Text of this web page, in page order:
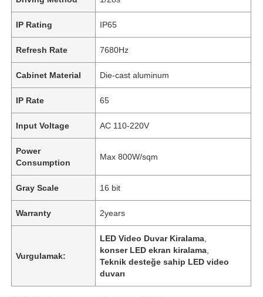
IP Rating IP65
Refresh Rate 7680Hz
Cabinet Material Die-cast aluminum
IP Rate 65
Input Voltage AC 110-220V
Power
Consumption
Max 800W/sqm
Gray Scale 16 bit
Warranty 2years
Vurgulamak:
LED Video Duvar Kiralama
konser LED ekran kiralama
Teknik desteğe sahip LED video
duvarı